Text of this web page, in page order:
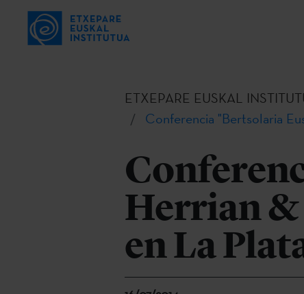
ETXEPARE EUSKAL
Conferencia "Bertsolaria
Herrian &
en La